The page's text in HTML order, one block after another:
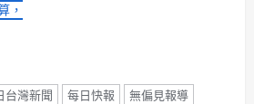
，
台灣新聞 每日快報 無偏見報導